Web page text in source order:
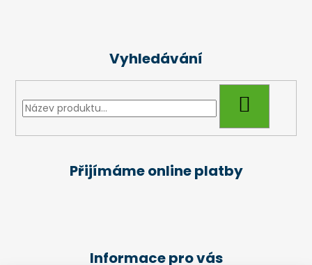
Vyhledávání
Přijímáme online platby
Informace pro vás